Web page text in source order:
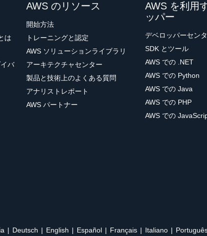
は
バ
AWS のリソース
開始方法
トレーニングと認定
AWS ソリューションライブラリ
アーキテクチャセンター
製品と技術上のよくある質問
アナリストレポート
AWS パートナー
AWS を利用
ッパー
デベロッパーセン
SDK とツール
AWS での .NET
AWS での Python
AWS での Java
AWS での PHP
AWS での
Deutsch English Español Français Italiano